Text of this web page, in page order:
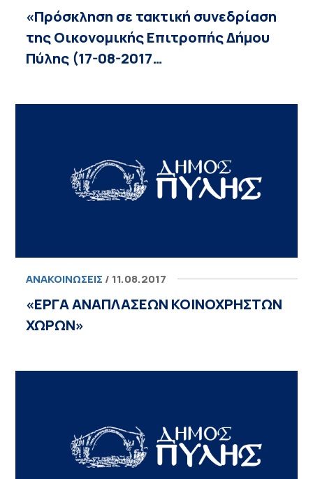
«Πρόσκληση σε τακτική συνεδρίαση
της Οικονομικής Επιτροπής Δήμου
Πύλης (17-08-2017…
ΑΝΑΚΟΙΝΏΣΕΙΣ / 11.08.2017
«ΕΡΓΑ ΑΝΑΠΛΑΣΕΩΝ ΚΟΙΝΟΧΡΗΣΤΩΝ
ΧΩΡΩΝ»